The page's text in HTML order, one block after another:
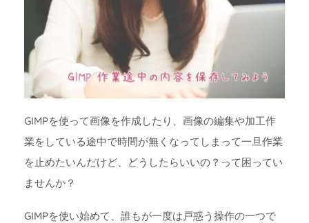
GIMPを使って画像を作成したり、画像の編集や加工作
業をしている途中で時間が無くなってしまって一旦作業
を止めたいんだけど、どうしたらいいの？って困ってい
ませんか？
GIMPを使い始めて、誰もが一度は戸惑う操作の一つで